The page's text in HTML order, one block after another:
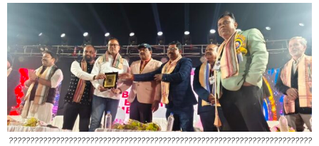
???????????????????????????????????????????????????????????????????????